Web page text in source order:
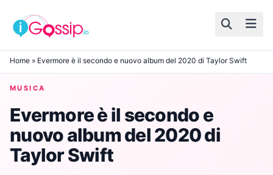
Skip to content
Home » Evermore è il secondo e nuovo album del 2020 di Taylor Swift
MUSICA
Evermore è il secondo e
nuovo album del 2020 di
Taylor Swift